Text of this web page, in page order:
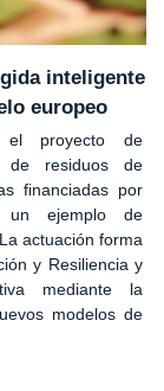
inteligente
europeo
el proyecto de
de residuos de
financiadas por
un ejemplo de
actuación forma
y Resiliencia y
mediante la
modelos de